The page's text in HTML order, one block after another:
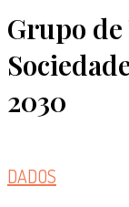
Grupo
2030
DADOS